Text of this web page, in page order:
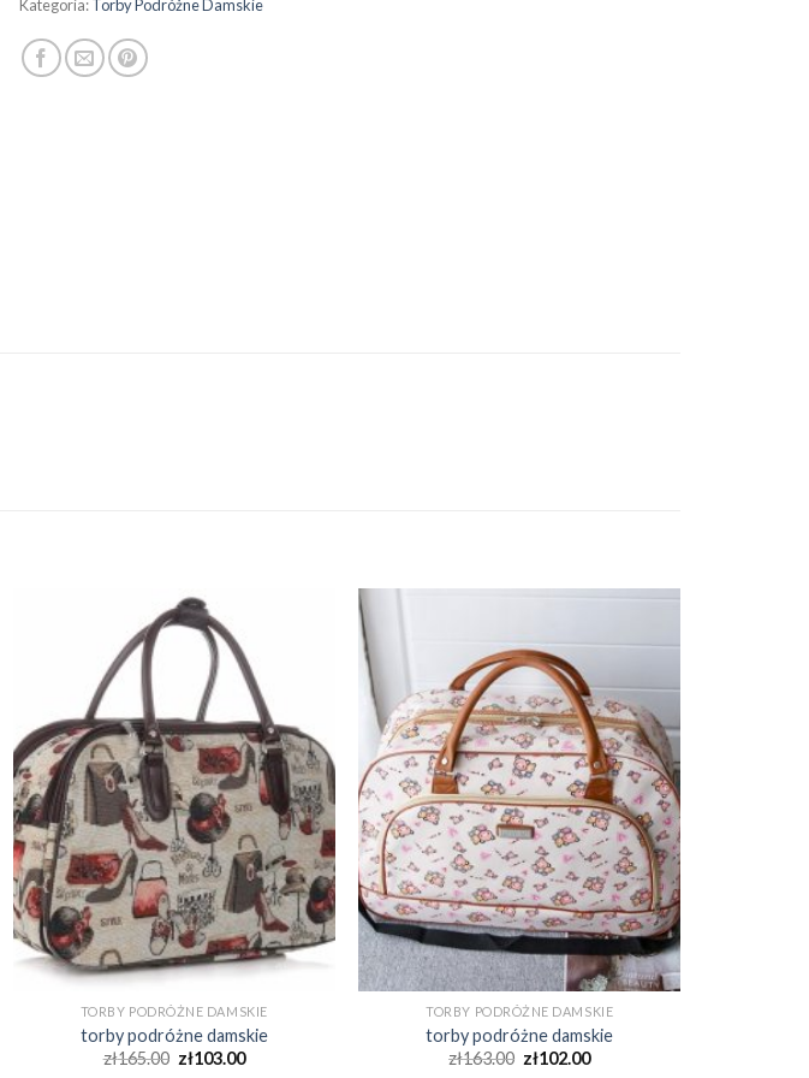
Kategoria:Torby Podróżne Damskie
TORBY PODRÓŻNE DAMSKIE
torby podróżne damskie
zł165.00 zł103.00
TORBY PODRÓŻNE DAMSKIE
torby podróżne damskie
zł163.00 zł102.00